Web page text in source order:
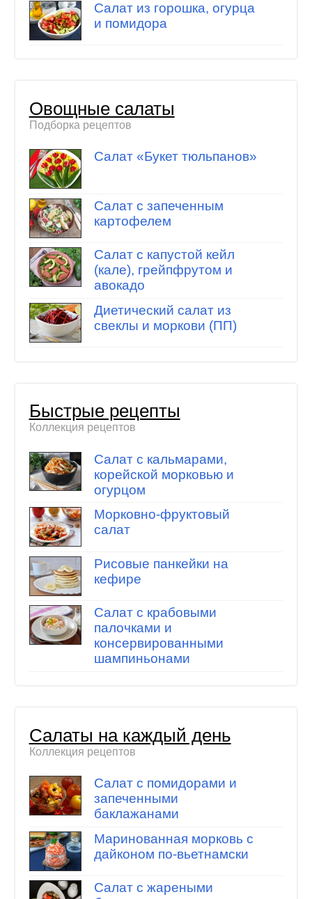
Салат из горошка, огурца
и помидора
Овощные салаты
Подборка рецептов
Салат «Букет тюльпанов»
Салат с запеченным
картофелем
Салат с капустой кейл
(кале), грейпфрутом и
авокадо
Диетический салат из
свеклы и моркови (ПП)
Быстрые рецепты
Коллекция рецептов
Салат с кальмарами,
корейской морковью и
огурцом
Морковно-фруктовый
салат
Рисовые панкейки на
кефире
Салат с крабовыми
палочками и
консервированными
шампиньонами
Салаты на каждый день
Коллекция рецептов
Салат с помидорами и
запеченными
баклажанами
Маринованная морковь с
дайконом по-вьетнамски
Салат с жареными